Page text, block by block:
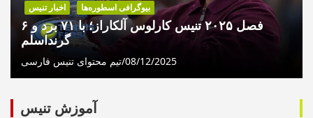
اخبار تنیس بیوگرافی اسطوره‌ها
فصل ۲۰۲۵ تنیس کارلوس آلکاراز؛ با ۷۱ برد و ۶
گرنداسلم
08/12/2025 تیم محتوای تنیس فارسی
آموزش تنیس